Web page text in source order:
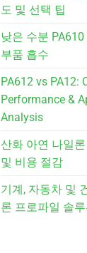
도 및 선택 팁
낮은 수분
부품 흡수
PA612 vs PA12:
Performance &
Analysis
산화 아연 나일
및 비용 절감
기계, 자동차 및
론 프로파일 솔루